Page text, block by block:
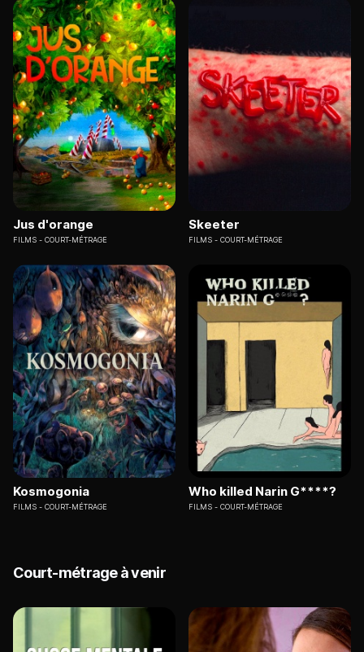
Jus d'orange
FILMS COURT-MÉTRAGE
Skeeter
FILMS COURT-MÉTRAGE
Kosmogonia
FILMS COURT-MÉTRAGE
Who killed Narin G****?
FILMS COURT-MÉTRAGE
Court-métrage à venir